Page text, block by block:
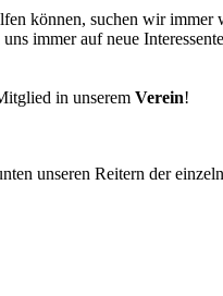
können, suchen wir immer
immer auf neue
in unserem Verein!
unseren Reitern der